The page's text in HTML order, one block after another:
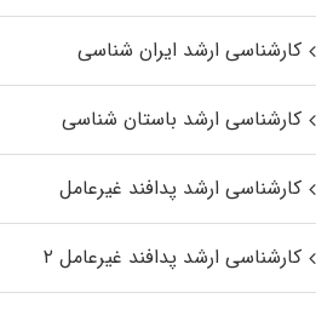
کارشناسی ارشد ایران شناسی
کارشناسی ارشد باستان شناسی
کارشناسی ارشد پدافند غیرعامل
کارشناسی ارشد پدافند غیرعامل ۲